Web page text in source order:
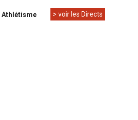
Athlétisme > voir les Directs